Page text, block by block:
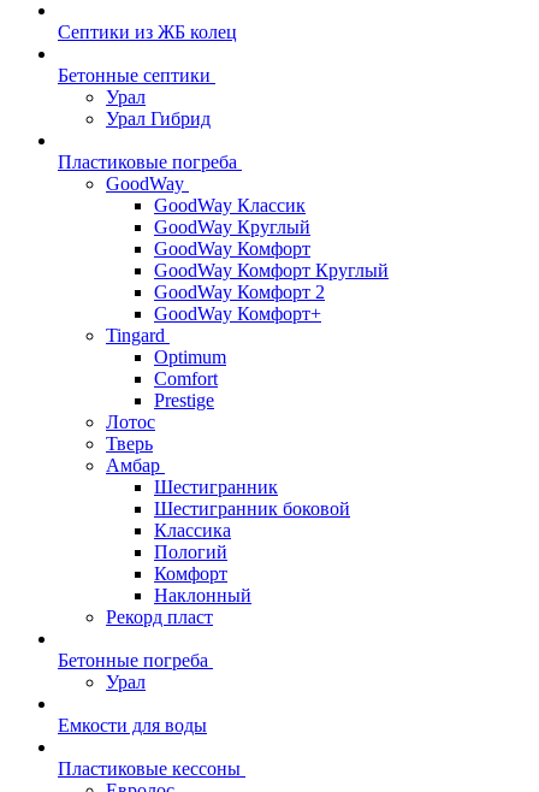
Септики из ЖБ колец
Бетонные септики
Урал
Урал Гибрид
Пластиковые погреба
GoodWay
GoodWay Классик
GoodWay Круглый
GoodWay Комфорт
GoodWay Комфорт Круглый
GoodWay Комфорт 2
GoodWay Комфорт+
Tingard
Optimum
Comfort
Prestige
Лотос
Тверь
Амбар
Шестигранник
Шестигранник боковой
Классика
Пологий
Комфорт
Наклонный
Рекорд пласт
Бетонные погреба
Урал
Емкости для воды
Пластиковые кессоны